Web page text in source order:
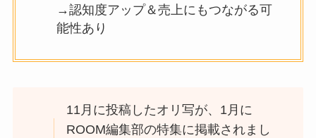
→認知度アップ＆売上にもつながる可
能性あり
11月に投稿したオリ写が、1月に
ROOM編集部の特集に掲載されまし